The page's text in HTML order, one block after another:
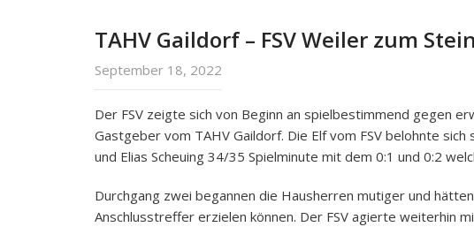
TAHV Gaildorf – FSV Weiler zum
September 18, 2022
Der FSV zeigte sich von Beginn an spielbestimmend gegen
Gastgeber vom TAHV Gaildorf. Die Elf vom FSV belohnte
und Elias Scheuing 34/35 Spielminute mit dem 0:1 und 0:2
Durchgang zwei begannen die Hausherren mutiger und
Anschlusstreffer erzielen können. Der FSV agierte weiterhin